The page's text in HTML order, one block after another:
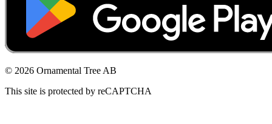
© 2026 Ornamental Tree AB
This site is protected by reCAPTCHA